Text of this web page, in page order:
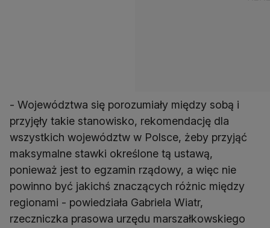
- Województwa się porozumiały między sobą i
przyjęły takie stanowisko, rekomendację dla
wszystkich województw w Polsce, żeby przyjąć
maksymalne stawki określone tą ustawą,
ponieważ jest to egzamin rządowy, a więc nie
powinno być jakichś znaczących różnic między
regionami - powiedziała Gabriela Wiatr,
rzeczniczka prasowa urzędu marszałkowskiego